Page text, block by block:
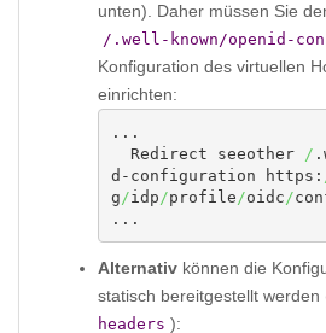
unten). Daher müssen Sie
/.well-known/openid-
Konfiguration des virtuellen
einrichten:
...
  Redirect seeother
/
d-configuration https:
g /idp /profile /oidc /
...
Alternativ können die
statisch bereitgestellt werden
headers ):